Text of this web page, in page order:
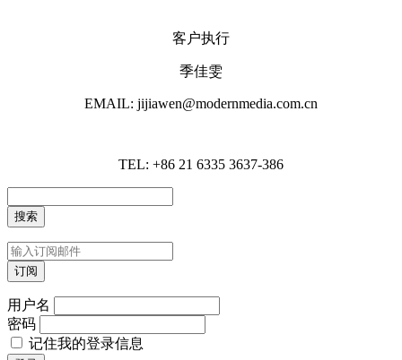
客户执行
季佳雯
EMAIL: jijiawen@modernmedia.com.cn
TEL: +86 21 6335 3637-386
用户名
密码
记住我的登录信息